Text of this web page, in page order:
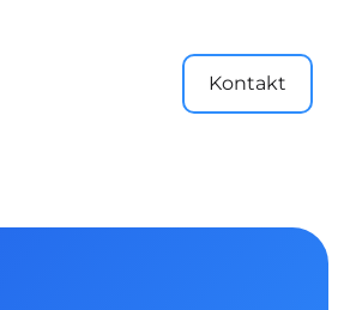
Kontakt